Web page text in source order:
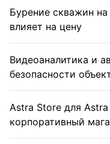
Бурение скважин
влияет на цену
Видеоаналитика и
безопасности
Astra Store для
корпоративный